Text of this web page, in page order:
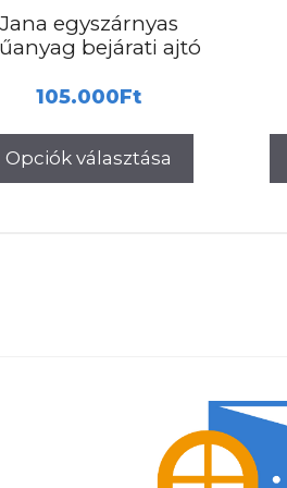
Jana egyszárnyas
bejárati ajtó
105.000Ft
Opciók választása